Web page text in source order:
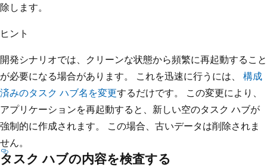
除します。
ヒント
開発シナリオでは、クリーンな状態から頻繁に再起動すること
が必要になる場合があります。 これを迅速に行うには、 構成
済みのタスク ハブ名を変更するだけです。 この変更により、
アプリケーションを再起動すると、新しい空のタスク ハブが
強制的に作成されます。 この場合、古いデータは削除されま
せん。
タスク ハブの内容を検査する